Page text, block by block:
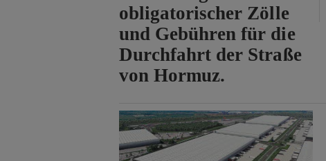
obligatorischer Zölle
und Gebühren für die
Durchfahrt der Straße
von Hormuz.